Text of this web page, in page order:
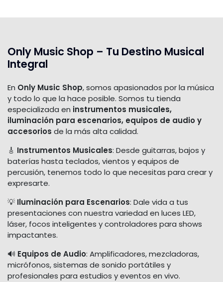
Only Music Shop – Tu Destino Musical
Integral
En Only Music Shop, somos apasionados por la música
y todo lo que la hace posible. Somos tu tienda
especializada en instrumentos musicales,
iluminación para escenarios, equipos de audio y
accesorios de la más alta calidad.
🎸 Instrumentos Musicales: Desde guitarras, bajos y
baterías hasta teclados, vientos y equipos de
percusión, tenemos todo lo que necesitas para crear y
expresarte.
💡 Iluminación para Escenarios: Dale vida a tus
presentaciones con nuestra variedad en luces LED,
láser, focos inteligentes y controladores para shows
impactantes.
🔊 Equipos de Audio: Amplificadores, mezcladoras,
micrófonos, sistemas de sonido portátiles y
profesionales para estudios y eventos en vivo.